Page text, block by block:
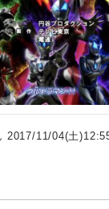
2017/11/04(土